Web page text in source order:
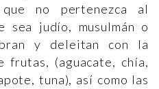
no pertenezca al
sea judío, musulmán o
y deleitan con la
frutas, (aguacate, chía,
tuna), así como las